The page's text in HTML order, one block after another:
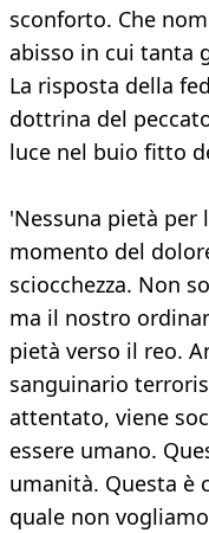
sconforto. Che
abisso in cui tanta
La risposta della
dottrina del
luce nel buio fitto
'Nessuna pietà per
momento del
sciocchezza. Non
ma il nostro
pietà verso il reo.
sanguinario
attentato, viene
essere umano.
umanità. Questa è
quale non